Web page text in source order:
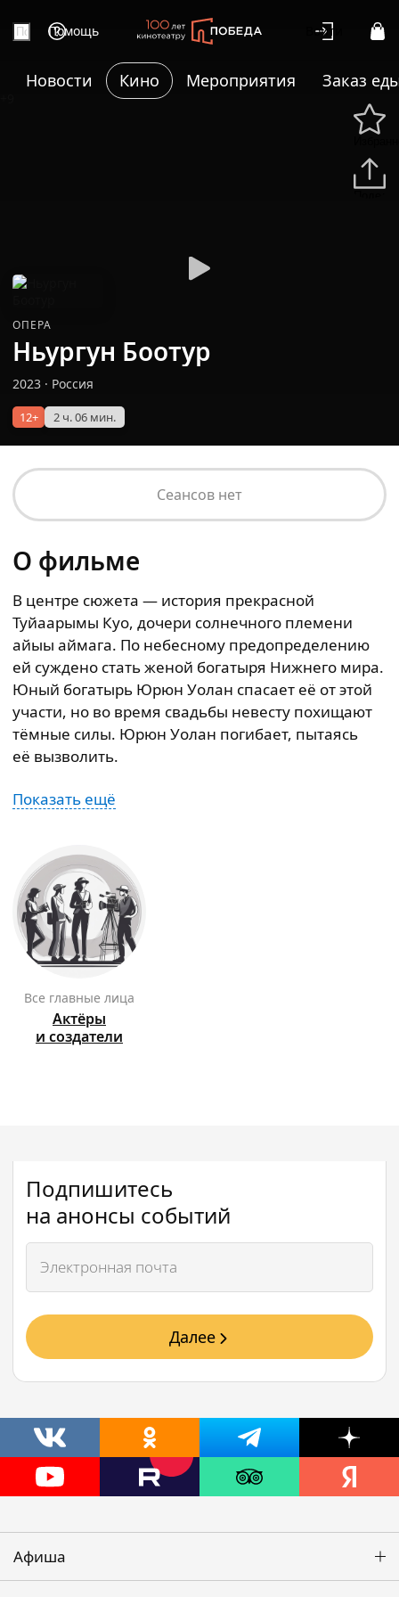
Помощь Войти
Новости Кино Мероприятия Заказ
ОПЕРА
Ньургун Боотур
2023 · Россия
12+ 2 ч. 06 мин.
Сеансов нет
О фильме
В центре сюжета — история прекрасной
Туйаарымы Куо, дочери солнечного племени
айыы аймага. По небесному предопределению
ей суждено стать женой богатыря Нижнего мира.
Юный богатырь Юрюн Уолан спасает её от этой
участи, но во время свадьбы невесту похищают
тёмные силы. Юрюн Уолан погибает, пытаясь
её вызволить.
Показать ещё
Все главные лица
Актёры
и создатели
Подпишитесь
на анонсы событий
Далее
Афиша